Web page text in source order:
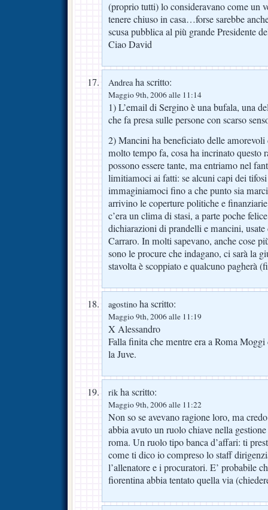
(proprio tutti) lo consideravano come un
tenere chiuso in casa…forse sarebbe
scusa pubblica al più grande Presidente
Ciao David
Andreaha scritto:
Maggio 9th, 2006 alle 11:14
1) L’email di Sergino è una bufala, una
che fa presa sulle persone con scarso
2) Mancini ha beneficiato delle
molto tempo fa, cosa ha incrinato questo
possono essere tante, ma entriamo nel
limitiamoci ai fatti: se alcuni capi dei tifosi
immaginiamoci fino a che punto sia
arrivino le coperture politiche e
c’era un clima di stasi, a parte poche
dichiarazioni di prandelli e mancini,
Carraro. In molti sapevano, anche cose
sono le procure che indagano, ci sarà la
stavolta è scoppiato e qualcuno pagherà
agostino ha scritto:
Maggio 9th, 2006 alle 11:19
X Alessandro
Falla finita che mentre era a Roma
la Juve.
rik ha scritto:
Maggio 9th, 2006 alle 11:22
Non so se avevano ragione loro, ma
abbia avuto un ruolo chiave nella
roma. Un ruolo tipo banca d’affari: ti
come ti dico io compreso lo staff
l’allenatore e i procuratori. E’ probabile
fiorentina abbia tentato quella via